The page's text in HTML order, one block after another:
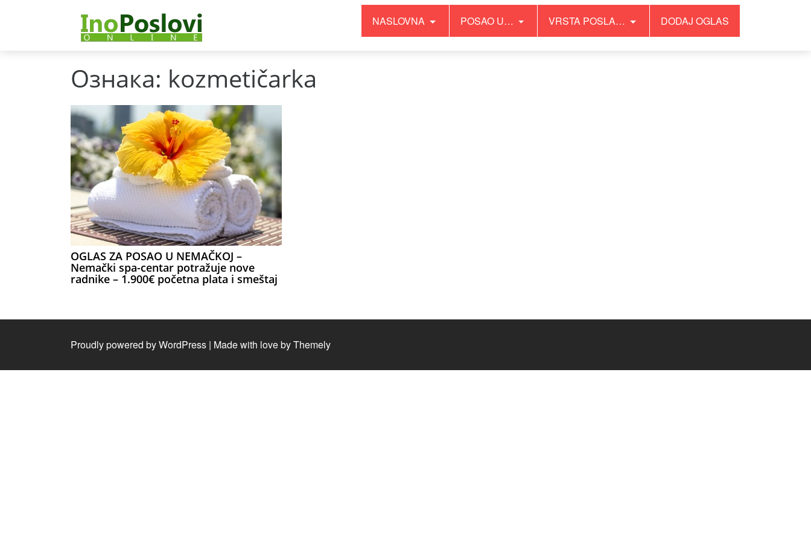
NASLOVNA POSAO U… VRSTA POSLA… DODAJ OGLAS
Ознака: kozmetičarka
OGLAS ZA POSAO U NEMAČKOJ –
Nemački spa-centar potražuje nove
radnike – 1.900€ početna plata i smeštaj
Proudly powered by WordPress | Made with love byThemely